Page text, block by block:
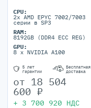
CPU:
2x AMD EPYC 7002/7003
серии в SP3
RAM:
8192GB (DDR4 ECC REG)
GPU:
8 x NVIDIA A100
5 лет
гарантии
Бесплатная
доставка
от 18 504
600 ₽
+ 3 700 920 НДС